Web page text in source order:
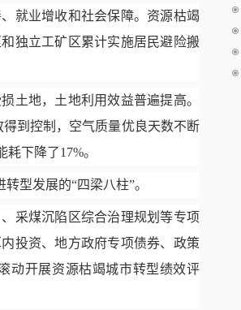
就业增收和社会保障。资源枯竭
独立工矿区累计实施居民避险搬
土地，土地利用效益普遍提高。
到控制，空气质量优良天数不断
下降了17%。
型发展的“四梁八柱”。
采煤沉陷区综合治理规划等专项
投资、地方政府专项债券、政策
动开展资源枯竭城市转型绩效评